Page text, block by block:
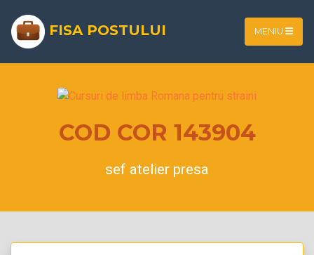
FISA POSTULUI MENIU
COD COR 143904
sef atelier presa